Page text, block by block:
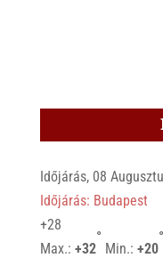
Időjárás, 08
Időjárás: Budapest
+28
Max.: +32
°
Min.: +20
°